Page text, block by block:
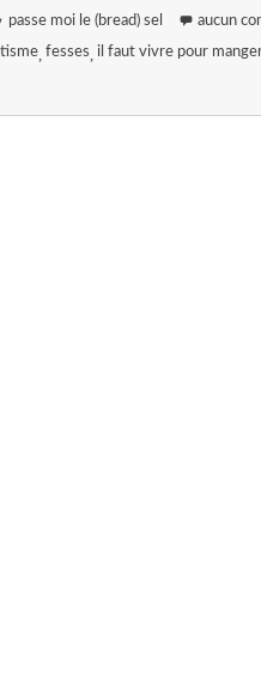
passe moi le (bread) sel aucun
fesses il faut vivre pour